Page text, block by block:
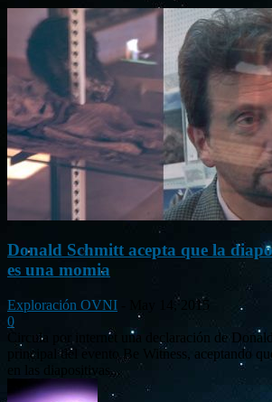
Donald Schmitt acepta que la
es una momia
Exploración OVNI
May 14, 2015
0
Circula por internet una declaración de
principal del evento Be Witness, aceptando
en las diapositivas...